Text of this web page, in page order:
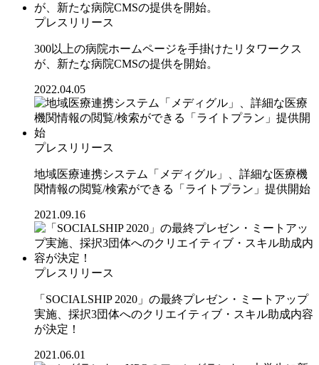
プレスリリース
300以上の病院ホームページを手掛けたリタワークス
が、新たな病院CMSの提供を開始。
2022.04.05
プレスリリース
地域医療連携システム「メディグル」、詳細な医療機
関情報の閲覧/検索ができる「ライトプラン」提供開始
2021.09.16
プレスリリース
「SOCIALSHIP 2020」の最終プレゼン・ミートアップ
実施、採択3団体へのクリエイティブ・スキル助成内容
が決定！
2021.06.01